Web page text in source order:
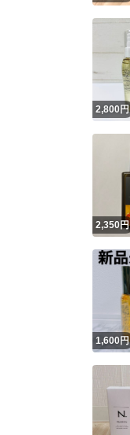
2,800 円
2,350円
1,600円